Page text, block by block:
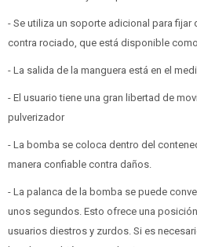
- Se utiliza un soporte adicional para
contra rociado, que está disponible
- La salida de la manguera está en el
- El usuario tiene una gran libertad de
pulverizador
- La bomba se coloca dentro del
manera confiable contra daños.
- La palanca de la bomba se puede
unos segundos. Esto ofrece una
usuarios diestros y zurdos. Si es